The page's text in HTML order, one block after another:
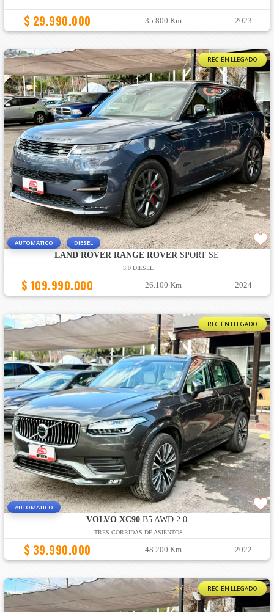
$ 29.990.000 35.800 Km 2023
RECIÉN LLEGADO
AUTOMATICO DIESEL
LAND ROVER RANGE ROVERSPORT SE
3.0 DIESEL
$ 109.990.000 26.100 Km 2024
RECIÉN LLEGADO
AUTOMATICO
VOLVO XC90 B5 AWD 2.0
TRES CORRIDAS DE ASIENTOS
$ 39.990.000 48.200 Km 2022
RECIÉN LLEGADO